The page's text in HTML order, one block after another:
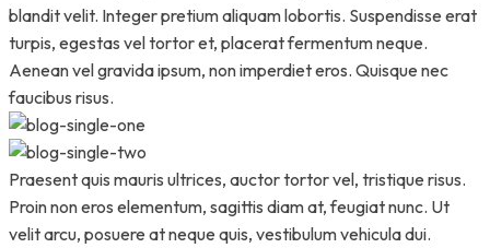
blandit velit. Integer pretium aliquam lobortis. Suspendisse erat
turpis, egestas vel tortor et, placerat fermentum neque.
Aenean vel gravida ipsum, non imperdiet eros. Quisque nec
faucibus risus.
Praesent quis mauris ultrices, auctor tortor vel, tristique risus.
Proin non eros elementum, sagittis diam at, feugiat nunc. Ut
velit arcu, posuere at neque quis, vestibulum vehicula dui.